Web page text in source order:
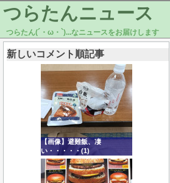
つらたんニュース
つらたん(´・ω・`)...なニュースをお届けします
新しいコメント順記事
【画像】避難飯、凄
い・・・・・(1)